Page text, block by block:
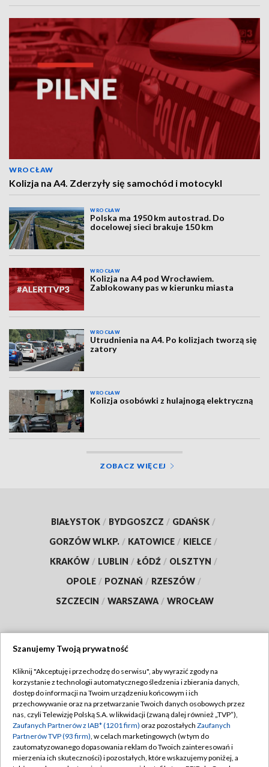
WROCŁAW
Kolizja na A4. Zderzyły się samochód i motocykl
WROCŁAW
Polska ma 1950 km autostrad. Do
docelowej sieci brakuje 150 km
WROCŁAW
Kolizja na A4 pod Wrocławiem.
Zablokowany pas w kierunku miasta
WROCŁAW
Utrudnienia na A4. Po kolizjach tworzą się
zatory
WROCŁAW
Kolizja osobówki z hulajnogą elektryczną
ZOBACZ WIĘCEJ
BIAŁYSTOK / BYDGOSZCZ / GDAŃSK /
GORZÓW WLKP. / KATOWICE / KIELCE /
KRAKÓW / LUBLIN / ŁÓDŹ / OLSZTYN /
OPOLE / POZNAŃ / RZESZÓW /
SZCZECIN / WARSZAWA / WROCŁAW
TVP
Abonament TVP
Emisja w TVP
Centrum informacji TVP
Naziemna Telewizja Cyfrowa
Regulamin TVP
Polityka prywatności
Moje zgody
Szanujemy Twoją prywatność
Kliknij "Akceptuję i przechodzę do serwisu", aby wyrazić zgody na
korzystanie z technologii automatycznego śledzenia i zbierania danych,
dostęp do informacji na Twoim urządzeniu końcowym i ich
przechowywanie oraz na przetwarzanie Twoich danych osobowych przez
nas, czyli Telewizję Polską S.A. w likwidacji (zwaną dalej również „TVP”),
Zaufanych Partnerów z IAB* (1201 firm) oraz pozostałych Zaufanych
Partnerów TVP (93 firm), w celach marketingowych (w tym do
zautomatyzowanego dopasowania reklam do Twoich zainteresowań i
mierzenia ich skuteczności) i pozostałych, które wskazujemy poniżej, a